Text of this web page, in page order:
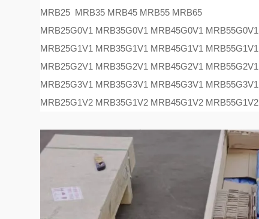
MRB25 MRB35 MRB45 MRB55 MRB65
MRB25G0V1 MRB35G0V1 MRB45G0V1
MRB25G1V1 MRB35G1V1 MRB45G1V1
MRB25G2V1 MRB35G2V1 MRB45G2V1
MRB25G3V1 MRB35G3V1 MRB45G3V1
MRB25G1V2 MRB35G1V2 MRB45G1V2 MRB55G1V2